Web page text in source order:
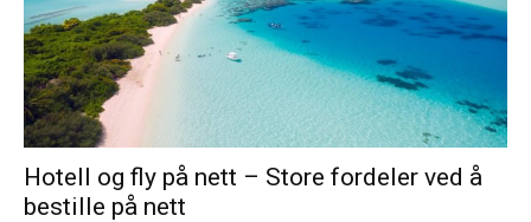
Hotell og fly på nett – Store fordeler ved å
bestille på nett